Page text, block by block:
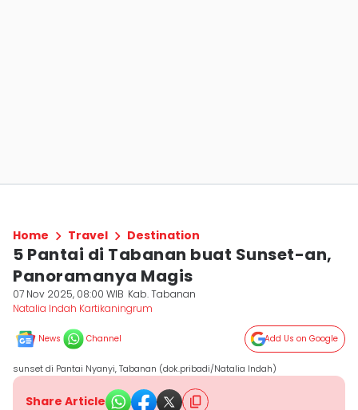
Home Travel Destination
5 Pantai di Tabanan buat Sunset-an,
Panoramanya Magis
07 Nov 2025, 08:00 WIB Kab. Tabanan
Natalia Indah Kartikaningrum
News Channel Add Us on Google
sunset di Pantai Nyanyi, Tabanan (dok.pribadi/Natalia Indah)
Share Article